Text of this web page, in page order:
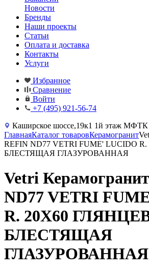
Новости
Бренды
Наши проекты
Статьи
Оплата и доставка
Контакты
Услуги
Избранное
Сравнение
Войти
+7 (495) 921-56-74
Каширское шоссе,19к1 1й этаж МФТК
ГлавнаяКаталог товаровКерамогранит
REFIN ND77 VETRI FUME' LUCIDO
БЛЕСТЯЩАЯ ГЛАЗУРОВАННАЯ
Vetri
ND77 VETRI
R. 20X60
БЛЕСТЯЩАЯ
ГЛАЗУРОВАННАЯ